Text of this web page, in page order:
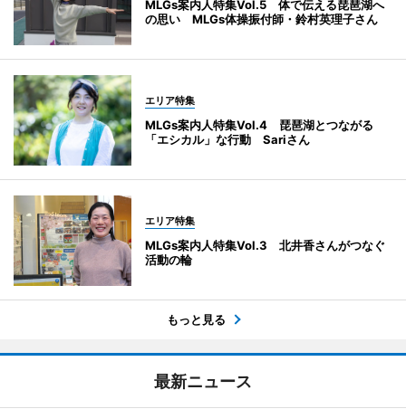
MLGs案内人特集Vol.5 体で伝える琵琶湖へ
の思い MLGs体操振付師・鈴村英理子さん
エリア特集
MLGs案内人特集Vol.4 琵琶湖とつながる
「エシカル」な行動 Sariさん
エリア特集
MLGs案内人特集Vol.3 北井香さんがつなぐ
活動の輪
もっと見る
最新ニュース